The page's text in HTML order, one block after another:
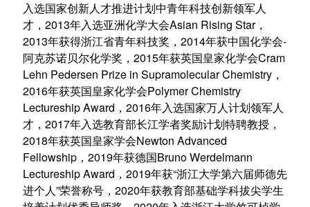
入选国家创新人才推进计划中青年科技创新领军人
才， 2013年入选亚洲化学大会Asian Rising Star，
2013年获得浙江省青年科技奖， 2014年获中国化学会-
阿克苏诺贝尔化学奖 ， 2015年获英国皇家化学会Cram
Lehn Pedersen Prize in Supramolecular Chemistry，
2016年获英国皇家化学会Polymer Chemistry
Lectureship Award ， 2016年入选国家万人计划领军人
才， 2017年入选教育部长江学者奖励计划特聘教授，
2018年获英国皇家学会Newton Advanced
Fellowship， 2019年获德国Bruno Werdelmann
Lectureship Award ， 2019年获“浙江大学第六届师德先
进个人 ”荣誉称号， 2020年获教育部基础学科拔尖学生